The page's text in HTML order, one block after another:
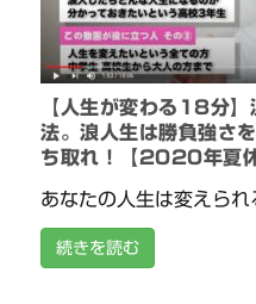
【人生が変わる18分
法。浪人生は勝負強さ
ち取れ！【2020年夏休
あなたの人生は変えら
続きを読む